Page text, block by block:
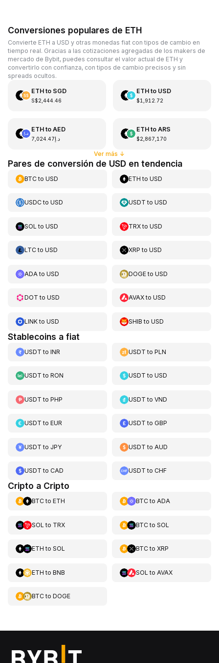
Conversiones populares de ETH
Convierte ETH a USD y otras monedas fiat con tipos de cambio en
tiempo real. Gracias a las cotizaciones agregadas de los makers de
mercado de Bybit, puedes consultar el valor actual de ETH y
convertirlo con confianza, con tipos de cambio precisos y sin
spreads ocultos.
ETHto SGD
S$2,444.46
ETHto USD
$1,912.72
ETHto AED
د.إ7,024.47
ETHto ARS
$2,867,170
Ver más ↓
Pares de conversión de USD en tendencia
BTCto USD ETH toUSD
USDCto USD USDT toUSD
SOL to USD TRXtoUSD
LTCto USD XRP toUSD
ADA to USD DOGEtoUSD
DOT to USD AVAXtoUSD
LINKto USD SHIB toUSD
Stablecoins a fiat
USDT to INR USDT toPLN
USDT to RON USDT toUSD
USDT to PHP USDT toVND
USDT to EUR USDT toGBP
USDT to JPY USDT to AUD
USDT to CAD USDT toCHF
Cripto a Cripto
BTCto ETH BTCto ADA
SOL to TRX BTCto SOL
ETH to SOL BTCto XRP
ETH to BNB SOL to AVAX
BTCto DOGE